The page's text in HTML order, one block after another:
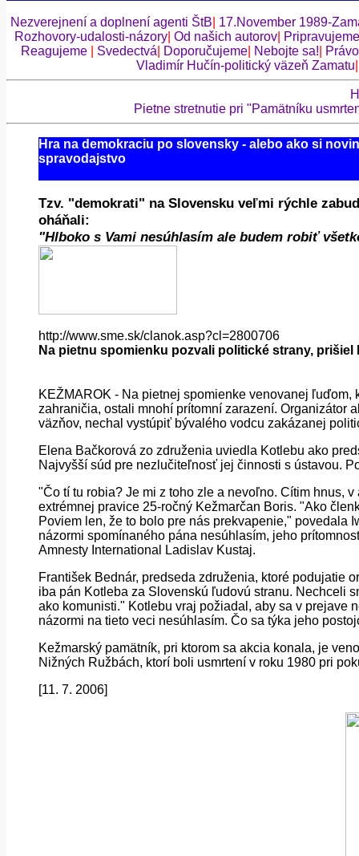
Nezverejnení a doplnení agenti ŠtB 17.November 1989-
Rozhovory-udalosti-názory| Od našich autorov| Pripravujeme
Reagujeme
Svedectvá Doporučujeme Nebojte sa!
Vladimír Hučín-politický väzeň Zamatu
Pietne stretnutie pri "Pamätníku
Hra na demokraciu po slovensky - alebo ako si
spravodajstvo
Tzv. "demokrati" na Slovensku veľmi rýchle
oháňali:
"Hlboko s Vami nesúhlasím ale budem robiť
http://www.sme.sk/clanok.asp?cl=2800706
Na pietnu spomienku pozvali politické strany, prišiel
KEŽMAROK - Na pietnej spomienke venovanej
zahraničia, ostali mnohí prítomní zarazení. Organizátor
väzňov, nechal vystúpiť bývalého vodcu zakázanej
Elena Bačkorová zo združenia uviedla Kotlebu ako
Najvyšší súd pre nezlučiteľnosť jej činnosti s ústavou.
"Čo tí tu robia? Je mi z toho zle a nevoľno. Cítim hnus,
extrémnej pravice 25-ročný Kežmarčan Boris. "Ako
Poviem len, že to bolo pre nás prekvapenie," povedala
názormi spomínaného pána nesúhlasím, jeho
Amnesty International Ladislav Kustaj.
František Bednár, predseda združenia, ktoré podujatie
iba pán Kotleba za Slovenskú ľudovú stranu. Nechceli
ako komunisti." Kotlebu vraj požiadal, aby sa v prejave
názormi na tieto veci nesúhlasím. Čo sa týka jeho
Kežmarský pamätník, pri ktorom sa akcia konala, je
Nižných Ružbách, ktorí boli usmrtení v roku 1980 pri
[11. 7. 2006]